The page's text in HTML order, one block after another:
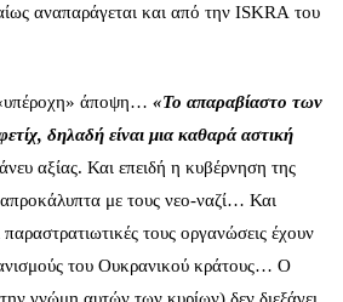
αναπαράγεται και από την ISKRA του
άποψη… «Το απαραβίαστο των
δηλαδή είναι μια καθαρά αστική
άνευ αξίας. Και επειδή η κυβέρνηση της
με τους νεο-ναζί… Και
παραστρατιωτικές τους οργανώσεις έχουν
του Ουκρανικού κράτους… Ο
γνώμη αυτών των κυρίων) δεν διεξάγει